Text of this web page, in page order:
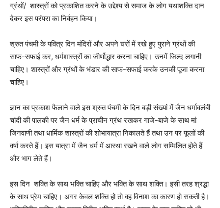
ग्रंथों/ शास्त्रों को प्रकाशित करने के उद्देश्य से समाज के लोग यथाशक्ति दान
देकर इस परंपरा का निर्वहन किया।
श्रुत पंचमी के पवित्र दिन मंदिरों और अपने घरों में रखे हुए पुराने ग्रंथों की
साफ-सफाई कर, धर्मशास्त्रों का जीर्णोद्धार करना चाहिए। उनमें जिल्द लगानी
चाहिए। शास्त्रों और ग्रंथों के भंडार की साफ-सफाई करके उनकी पूजा करना
चाहिए।
ज्ञान का प्रकाश फैलाने वाले इस श्रुत पंचमी के दिन बड़ी संख्यां में जैन धर्मावलंबी
चांदी की पालकी पर जैन धर्म के प्राचीन ग्रंथ रखकर गाजे-बाजे के साथ मां
जिनवाणी तथा धार्मिक शास्त्रों की शोभायात्रा निकालते हैं तथा उन पर फूलों की
वर्षा करते हैं। इस यात्रा में जैन धर्म में आस्था रखने वाले लोग सम्मिलित होते हैं
और भाग लेते हैं।
इस दिन शक्ति के साथ भक्ति चाहिए और भक्ति के साथ शक्ति। इसी तरह श्रद्धा
के साथ प्रेम चाहिए। अगर केवल शक्ति हो तो वह विनाश का कारण हो सकती है।